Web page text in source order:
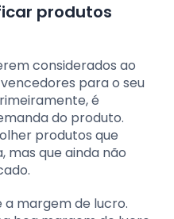
produtos
considerados ao
para o seu
é
do produto.
produtos que
mas que ainda não
margem de lucro.